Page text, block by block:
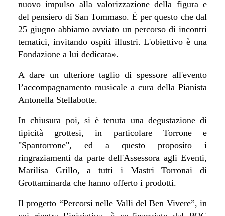
nuovo impulso alla valorizzazione della figura e
del pensiero di San Tommaso. È per questo che dal
25 giugno abbiamo avviato un percorso di incontri
tematici, invitando ospiti illustri. L'obiettivo è una
Fondazione a lui dedicata».
A dare un ulteriore taglio di spessore all'evento
l’accompagnamento musicale a cura della Pianista
Antonella Stellabotte.
In chiusura poi, si è tenuta una degustazione di
tipicità grottesi, in particolare Torrone e
"Spantorrone", ed a questo proposito i
ringraziamenti da parte dell'Assessora agli Eventi,
Marilisa Grillo, a tutti i Mastri Torronai di
Grottaminarda che hanno offerto i prodotti.
Il progetto “Percorsi nelle Valli del Ben Vivere”, in